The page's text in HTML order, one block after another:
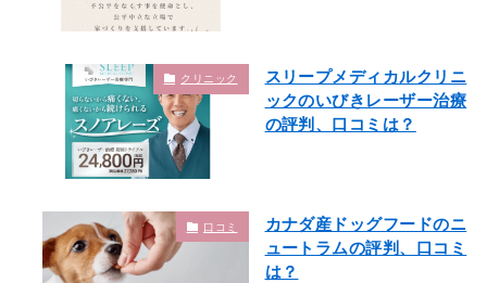
クリニック
スリープメディカルクリニ
ックのいびきレーザー治療
の評判、口コミは？
口コミ
カナダ産ドッグフードのニ
ュートラムの評判、口コミ
は？